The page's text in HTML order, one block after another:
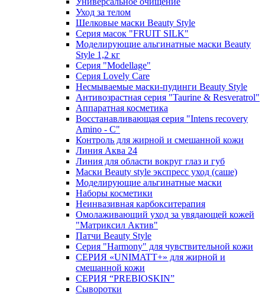
Уход за телом
Шелковые маски Beauty Style
Серия масок "FRUIT SILK"
Моделирующие альгинатные маски Beauty
Style 1,2 кг
Серия "Modellage"
Cерия Lovely Care
Несмываемые маски-пудинги Beauty Style
Антивозрастная серия "Taurine & Resveratrol"
Аппаратная косметика
Восстанавливающая серия "Intens recovery
Amino - C"
Контроль для жирной и смешанной кожи
Линия Аква 24
Линия для области вокруг глаз и губ
Маски Beauty style экспресс уход (саше)
Моделирующие альгинатные маски
Наборы косметики
Неинвазивная карбокситерапия
Омолаживающий уход за увядающей кожей
"Матриксил Актив"
Патчи Beauty Style
Серия "Harmony" для чувствительной кожи
СЕРИЯ «UNIMATT+» для жирной и
смешанной кожи
СЕРИЯ “PREBIOSKIN”
Сыворотки